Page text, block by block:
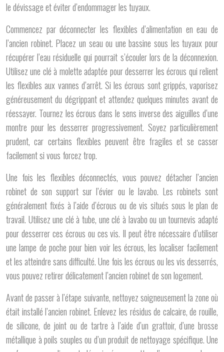
le dévissage et éviter d’endommager les tuyaux.
Commencez par déconnecter les flexibles d’alimentation en eau de
l’ancien robinet. Placez un seau ou une bassine sous les tuyaux pour
récupérer l’eau résiduelle qui pourrait s’écouler lors de la déconnexion.
Utilisez une clé à molette adaptée pour desserrer les écrous qui relient
les flexibles aux vannes d’arrêt. Si les écrous sont grippés, vaporisez
généreusement du dégrippant et attendez quelques minutes avant de
réessayer. Tournez les écrous dans le sens inverse des aiguilles d’une
montre pour les desserrer progressivement. Soyez particulièrement
prudent, car certains flexibles peuvent être fragiles et se casser
facilement si vous forcez trop.
Une fois les flexibles déconnectés, vous pouvez détacher l’ancien
robinet de son support sur l’évier ou le lavabo. Les robinets sont
généralement fixés à l’aide d’écrous ou de vis situés sous le plan de
travail. Utilisez une clé à tube, une clé à lavabo ou un tournevis adapté
pour desserrer ces écrous ou ces vis. Il peut être nécessaire d’utiliser
une lampe de poche pour bien voir les écrous, les localiser facilement
et les atteindre sans difficulté. Une fois les écrous ou les vis desserrés,
vous pouvez retirer délicatement l’ancien robinet de son logement.
Avant de passer à l’étape suivante, nettoyez soigneusement la zone où
était installé l’ancien robinet. Enlevez les résidus de calcaire, de rouille,
de silicone, de joint ou de tartre à l’aide d’un grattoir, d’une brosse
métallique à poils souples ou d’un produit de nettoyage spécifique. Une